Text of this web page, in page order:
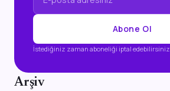
Abone Ol
İstediğiniz zaman aboneliği iptal edebilirsiniz.
Arşiv